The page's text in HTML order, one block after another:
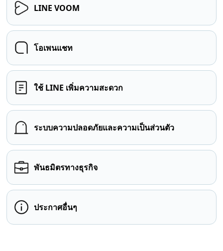
LINE VOOM
โอเพนแชท
ใช้ LINE เพิ่มความสะดวก
ระบบความปลอดภัยและความเป็นส่วนตัว
พันธมิตรทางธุรกิจ
ประกาศอื่นๆ